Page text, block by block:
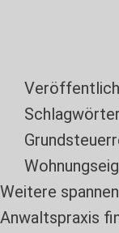
Weitere
Anwaltspraxis